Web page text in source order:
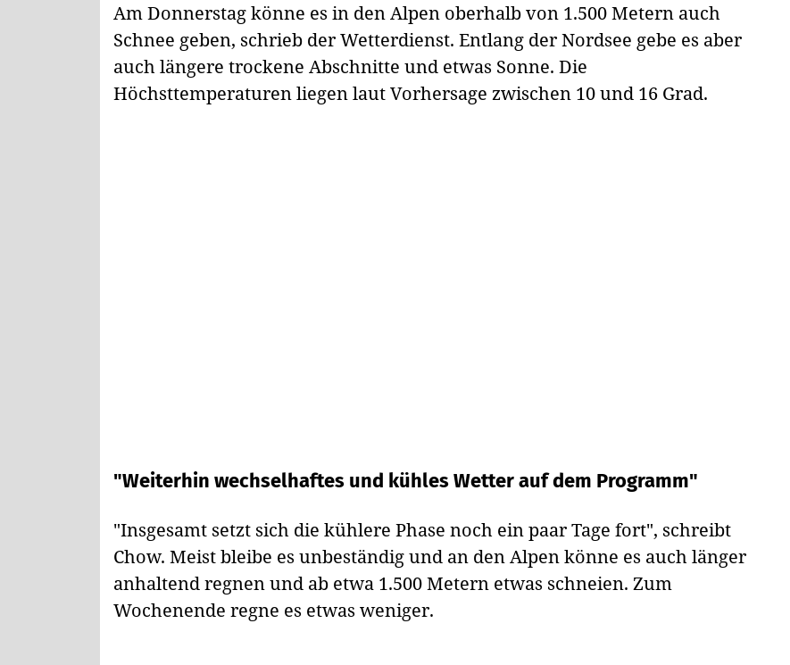
Am Donnerstag könne es in den Alpen oberhalb von 1.500 Metern auch
Schnee geben, schrieb der Wetterdienst. Entlang der Nordsee gebe es aber
auch längere trockene Abschnitte und etwas Sonne. Die
Höchsttemperaturen liegen laut Vorhersage zwischen 10 und 16 Grad.
"Weiterhin wechselhaftes und kühles Wetter auf dem Programm"
"Insgesamt setzt sich die kühlere Phase noch ein paar Tage fort", schreibt
Chow. Meist bleibe es unbeständig und an den Alpen könne es auch länger
anhaltend regnen und ab etwa 1.500 Metern etwas schneien. Zum
Wochenende regne es etwas weniger.